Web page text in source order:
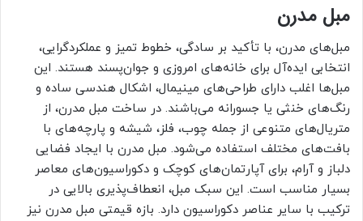
مبل مدرن
مبل‌های مدرن، با تأکید بر سادگی، خطوط تمیز و عملکردگرایی،
انتخابی ایده‌آل برای خانه‌های امروزی و جوان‌پسند هستند. این
مبل‌ها اغلب دارای طراحی‌های مینیمال، اشکال هندسی ساده و
رنگ‌های خنثی یا جسورانه می‌باشند. در ساخت مبل مدرن، از
متریال‌های متنوعی از جمله چوب، فلز، شیشه و پارچه‌های با
بافت‌های مختلف استفاده می‌شود. مبل مدرن با ایجاد فضایی
دلباز و آرام، برای آپارتمان‌های کوچک و دکوراسیون‌های معاصر
بسیار مناسب است. این سبک مبل، انعطاف‌پذیری بالایی در
ترکیب با سایر عناصر دکوراسیون دارد. بازه قیمتی مبل مدرن نیز